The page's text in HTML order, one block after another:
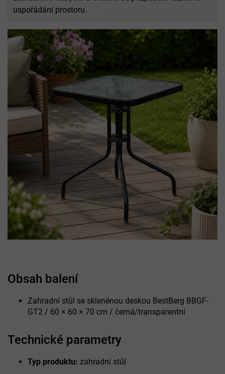
uspořádání prostoru.
Technické parametry
Typ produktu: zahradní stůl
Obsah balení
Zahradní stůl se skleněnou deskou BestBerg BBGF-
GT2 / 60 × 60 × 70 cm / černá/transparentní